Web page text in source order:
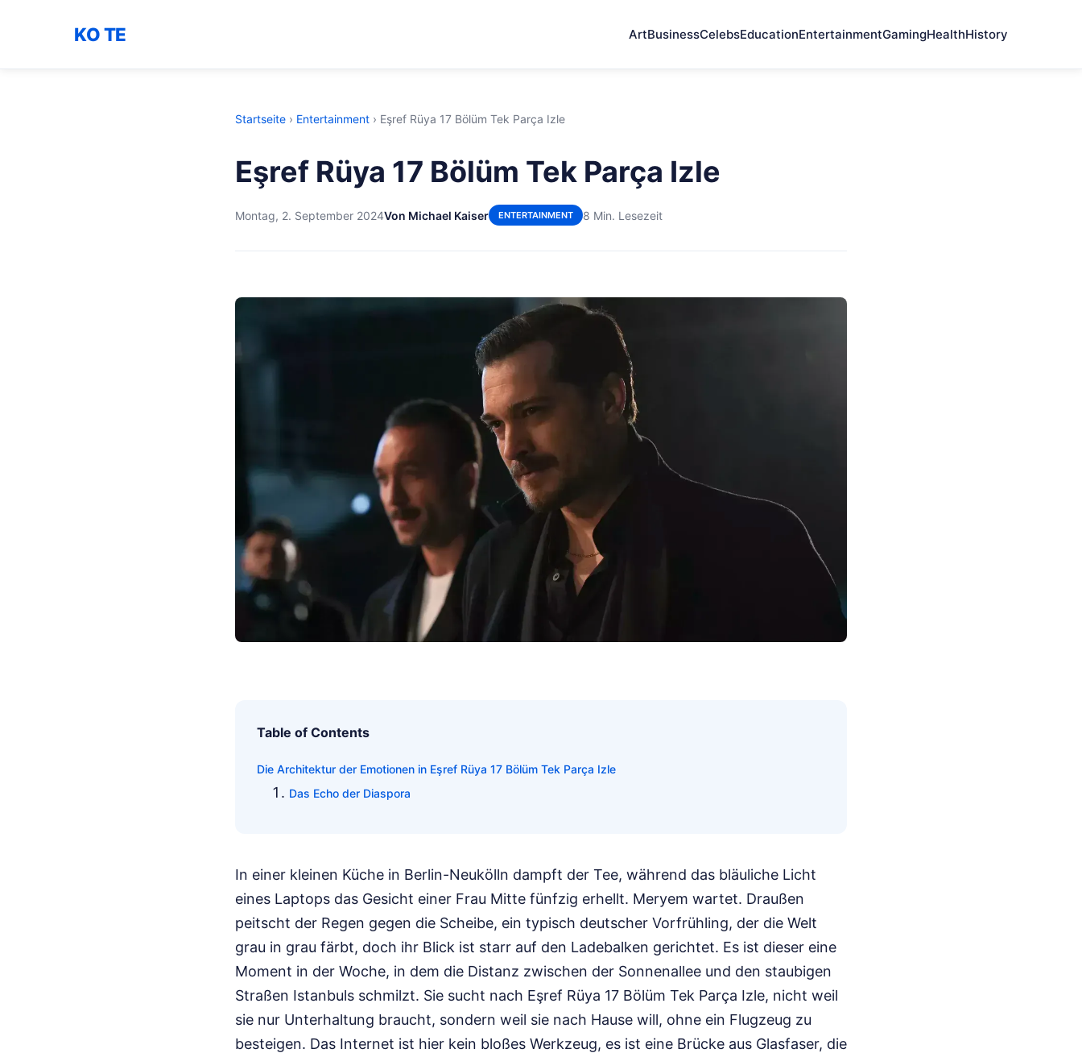
KO TE ArtBusinessCelebsEducationEntertainmentGamingHealthHistory
Startseite › Entertainment › Eşref Rüya 17 Bölüm Tek Parça Izle
Eşref Rüya 17 Bölüm Tek Parça Izle
Montag, 2. September 2024Von Michael Kaiser ENTERTAINMENT 8 Min. Lesezeit
Table of Contents
Die Architektur der Emotionen in Eşref Rüya 17 Bölüm Tek Parça Izle
Das Echo der Diaspora
In einer kleinen Küche in Berlin-Neukölln dampft der Tee, während das bläuliche Licht
eines Laptops das Gesicht einer Frau Mitte fünfzig erhellt. Meryem wartet. Draußen
peitscht der Regen gegen die Scheibe, ein typisch deutscher Vorfrühling, der die Welt
grau in grau färbt, doch ihr Blick ist starr auf den Ladebalken gerichtet. Es ist dieser eine
Moment in der Woche, in dem die Distanz zwischen der Sonnenallee und den staubigen
Straßen Istanbuls schmilzt. Sie sucht nach Eşref Rüya 17 Bölüm Tek Parça Izle, nicht weil
sie nur Unterhaltung braucht, sondern weil sie nach Hause will, ohne ein Flugzeug zu
besteigen. Das Internet ist hier kein bloßes Werkzeug, es ist eine Brücke aus Glasfaser, die